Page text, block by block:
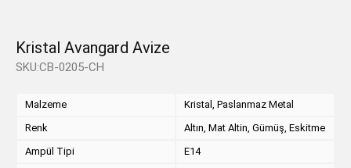
Kristal Avangard Avize
SKU:CB-0205-CH
Malzeme
Kristal, Paslanmaz Metal
Renk
Altın, Mat Altin, Gümüş, Eskitme
Ampül Tipi
E14